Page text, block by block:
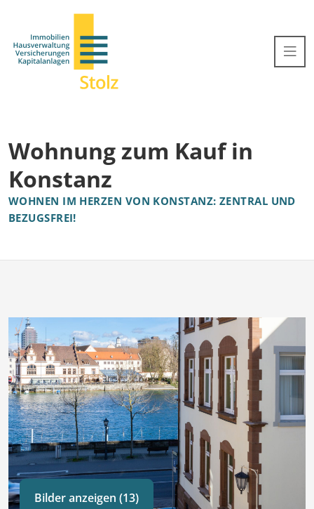
Wohnung zum Kauf in
Konstanz
WOHNEN IM HERZEN VON KONSTANZ: ZENTRAL UND
BEZUGSFREI!
Bilder anzeigen (13)